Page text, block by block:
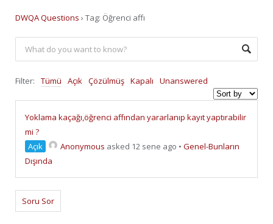
DWQA Questions › Tag: Öğrenci affı
Filter: Tümü Açık Çözülmüş Kapalı Unanswered
Yoklama kaçağı,öğrenci affından yararlanıp kayıt yaptırabilir
mi ?
Açık
Anonymous asked 12 sene ago • Genel-Bunların
Dışında
Soru Sor